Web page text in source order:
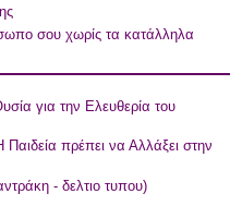
σου χωρίς τα κατάλληλα
για την Ελευθερία του
πρέπει να Αλλάξει στην
- δελτιο τυπου)